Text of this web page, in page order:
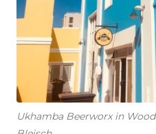
Ukhamba Beerworx in